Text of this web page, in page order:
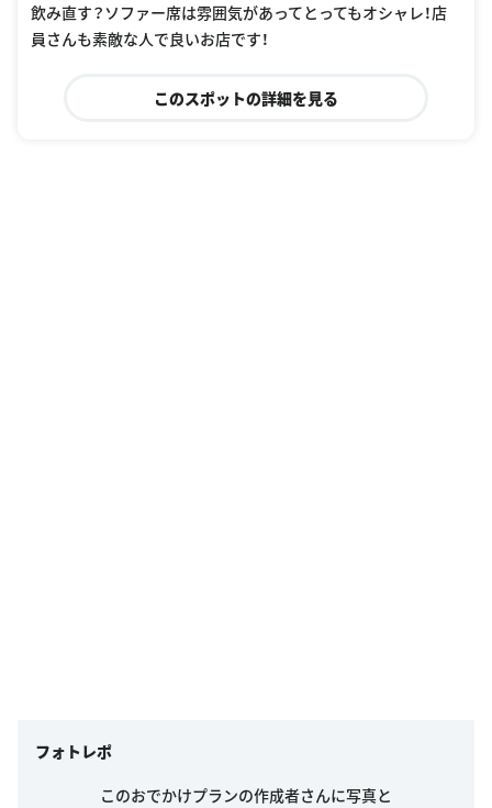
飲み直す？ソファー席は雰囲気があってとってもオシャレ！店
員さんも素敵な人で良いお店です！
このスポットの詳細を見る
フォトレポ
このおでかけプランの作成者さんに写真と